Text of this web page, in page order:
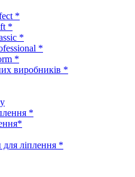
*
*
*
*
*
виробників *
*
для ліплення *